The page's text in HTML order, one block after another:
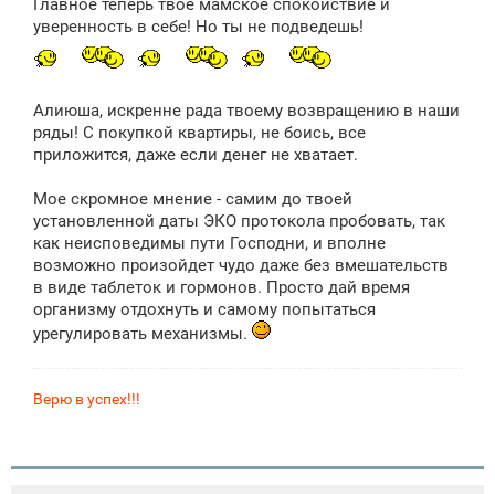
н
и
Главное теперь твое мамское спокойствие и
уверенность в себе! Но ты не подведешь!
Алиюша, искренне рада твоему возвращению в наши
ряды! С покупкой квартиры, не боись, все
приложится, даже если денег не хватает.
Мое скромное мнение - самим до твоей
установленной даты ЭКО протокола пробовать, так
как неисповедимы пути Господни, и вполне
возможно произойдет чудо даже без вмешательств
в виде таблеток и гормонов. Просто дай время
организму отдохнуть и самому попытаться
урегулировать механизмы.
Верю в успех!!!